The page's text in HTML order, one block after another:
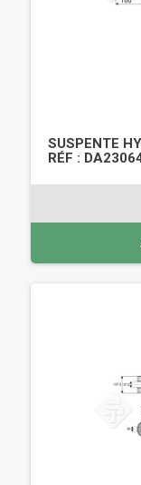
SUSPENTE
RÉF :